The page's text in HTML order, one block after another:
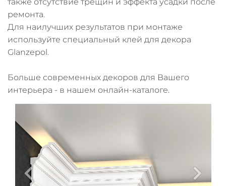
также отсутствие трещин и эффекта усадки после
ремонта.
Для наилучших результатов при монтаже
используйте специальный клей для декора
Glanzepol.
Больше современных декоров для Вашего
интерьера - в нашем онлайн-каталоге.